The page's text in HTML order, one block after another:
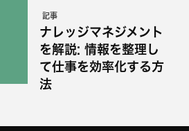
記事
ナレッジマネジメント
を解説: 情報を整理し
て仕事を効率化する方
法